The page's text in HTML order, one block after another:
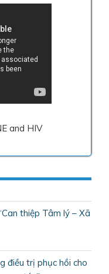
and HIV
thiệp Tâm lý – Xã
điều trị phục hồi cho